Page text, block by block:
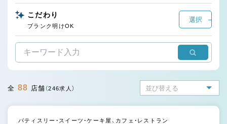
こだわり
選択
ブランク明けOK
全 88 店舗 （246求人）
パティスリー・スイーツ・ケーキ屋、カフェ・レストラン